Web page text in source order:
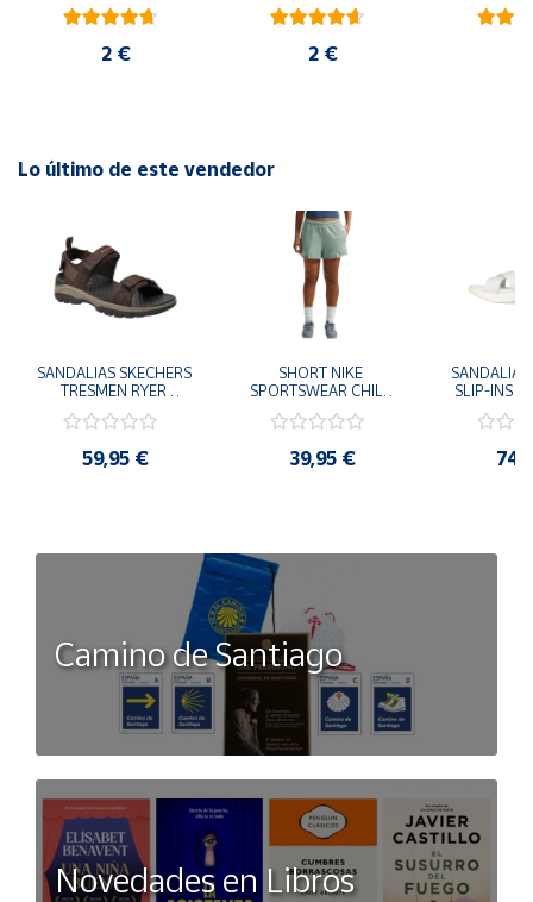
2 € 2 €
Lo último de este vendedor
SANDALIAS SKECHERS
TRESMEN RYER
205112-CHOC
COMODAS
59,95 €
SHORT NIKE
SPORTSWEAR CHILL
006 PANTALONES
39,95 €
SANDALIAS
SLIP-INS
Camino de Santiago
Novedades en Libros